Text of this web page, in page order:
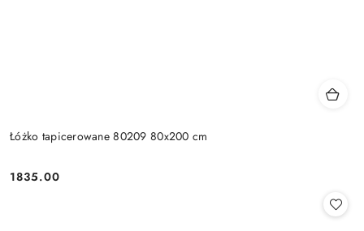
Łóżko tapicerowane 80209 80x200 cm
Cena:
1835.00